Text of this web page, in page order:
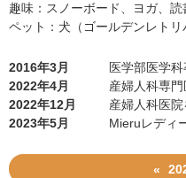
趣味：スノーボード、ヨガ、読
ペット：犬（ゴールデンレトリ
2016年3月
医学部医学
2022年4月
産婦人科専
2022年12月
産婦人科医院
2023年5月
Mieruレディ
«